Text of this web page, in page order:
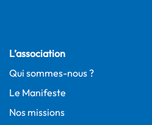
L’association
Qui sommes-nous ?
Le Manifeste
Nos missions